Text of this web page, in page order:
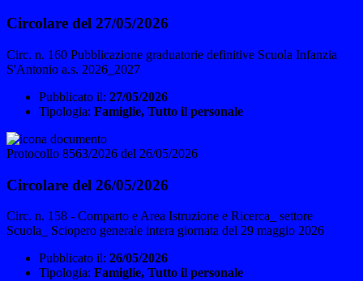
Circolare del 27/05/2026
Circ. n. 160 Pubblicazione graduatorie definitive Scuola Infanzia
S'Antonio a.s. 2026_2027
Pubblicato il: 27/05/2026
Tipologia: Famiglie, Tutto il personale
Protocollo 8563/2026 del 26/05/2026
Circolare del 26/05/2026
Circ. n. 158 - Comparto e Area Istruzione e Ricerca_ settore
Scuola_ Sciopero generale intera giornata del 29 maggio 2026
Pubblicato il: 26/05/2026
Tipologia: Famiglie, Tutto il personale